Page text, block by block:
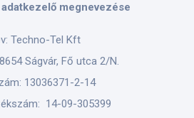
megnevezése
Techno-Tel Kft
Ságvár, Fő utca 2/N.
13036371-2-14
14-09-305399